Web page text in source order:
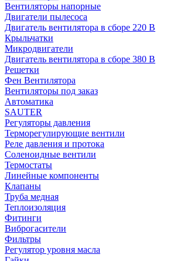
Вентиляторы напорные
Двигатели пылесоса
Двигатель вентилятора в сборе 220 В
Крыльчатки
Микродвигатели
Двигатель вентилятора в сборе 380 В
Решетки
Фен Вентилятора
Вентиляторы под заказ
Автоматика
SAUTER
Регуляторы давления
Терморегулирующие вентили
Реле давления и протока
Соленоидные вентили
Термостаты
Линейные компоненты
Клапаны
Труба медная
Теплоизоляция
Фитинги
Виброгасители
Фильтры
Регулятор уровня масла